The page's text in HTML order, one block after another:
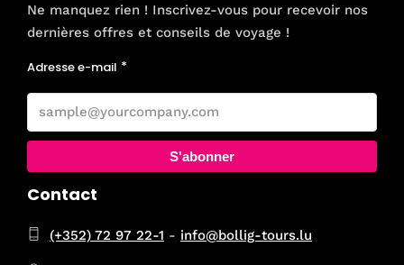
Ne manquez rien ! Inscrivez-vous pour recevoir nos
dernières offres et conseils de voyage !
Adresse e-mail
S'abonner
Contact
(+352) 72 97 22-1 - info@bollig-tours.lu